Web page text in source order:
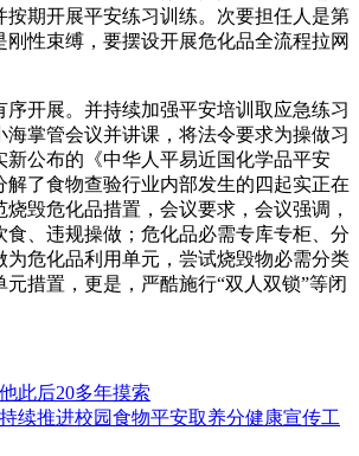
按期开展平安练习训练。次要担任人是第
刚性束缚，要摆设开展危化品全流程拉网
开展。并持续加强平安培训取应急练习
海掌管会议并讲课，将法令要求为操做习
新公布的《中华人平易近国化学品平安
解了食物查验行业内部发生的四起实正在
毁危化品措置，会议要求，会议强调，
食、违规操做；危化品必需专库专柜、分
为危化品利用单元，尝试烧毁物必需分类
措置，更是，严酷施行“双人双锁”等闭
此后20多年摸索
续推进校园食物平安取养分健康宣传工